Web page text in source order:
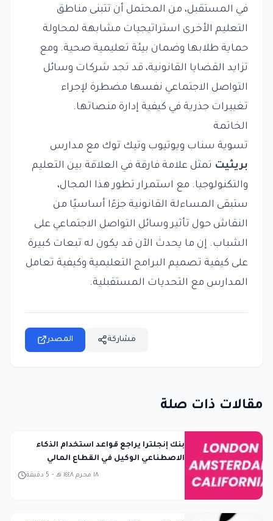
في المستقبل، من المحتمل أن تتبنى مناطق
التعليم الأخرى استراتيجيات مشابهة لمحاولة
حماية طلابها وضمان بيئة تعليمية صحية. ومع
تزايد القضايا القانونية، قد تجد شركات وسائل
التواصل الاجتماعي نفسها مضطرة لإجراء
تغييرات جذرية في كيفية إدارة منصاتها.
الخاتمة
تسوية سناب ويوتيوب وتيك توك مع مدارس
بريثيت تمثل علامة فارقة في العلاقة بين التعليم
والتكنولوجيا. مع استمرار تطور هذا المجال،
ستبقى المساءلة القانونية جزءًا أساسيًا من
النقاش حول تأثير وسائل التواصل الاجتماعي على
الشباب. إن ما يحدث الآن قد يكون له تبعات كبيرة
على كيفية تصميم البرامج التعليمية وكيفية تعامل
المدارس مع التحديات المستقبلية.
المصدر مشاركة
مقالات ذات صلة
بنك إنجلترا يراجع قواعد استخدام الذكاء
الاصطناعي الوكيل في القطاع المالي
5 دقيقة - ١٨ محرم ١٤٤٨ هـ